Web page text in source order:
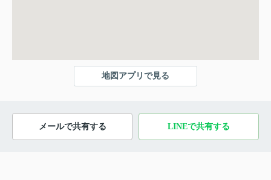
地図アプリで見る
メールで共有する LINEで共有する